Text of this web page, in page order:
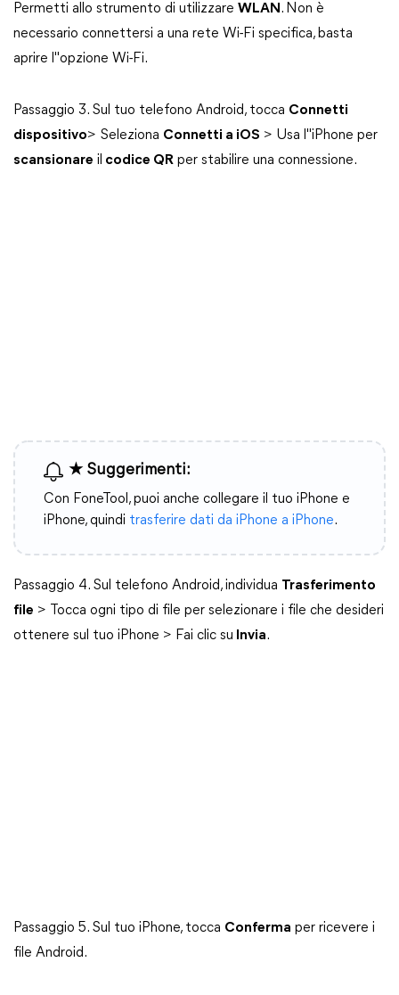
Permetti allo strumento di utilizzare WLAN . Non è
necessario connettersi a una rete Wi-Fi specifica, basta
aprire l"opzione Wi-Fi.
Passaggio 3. Sul tuo telefono Android, tocca Connetti
dispositivo> Seleziona Connetti a iOS > Usa l"iPhone per
scansionare il codice QR per stabilire una connessione.
★ Suggerimenti:
Con FoneTool, puoi anche collegare il tuo iPhone e
iPhone, quindi trasferire dati da iPhone a iPhone.
Passaggio 4. Sul telefono Android, individua Trasferimento
file > Tocca ogni tipo di file per selezionare i file che desideri
ottenere sul tuo iPhone > Fai clic su Invia.
Passaggio 5. Sul tuo iPhone, tocca Conferma per ricevere i
file Android.